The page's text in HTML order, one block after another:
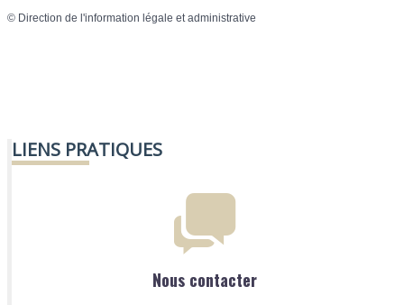
© Direction de l'information légale et administrative
LIENS PRATIQUES
Nous contacter